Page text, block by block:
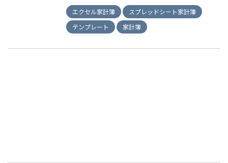
エクセル家計簿
スプレッドシート家計簿
テンプレート
家計簿